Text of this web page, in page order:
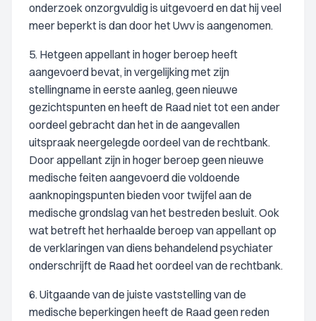
onderzoek onzorgvuldig is uitgevoerd en dat hij veel
meer beperkt is dan door het Uwv is aangenomen.
5. Hetgeen appellant in hoger beroep heeft
aangevoerd bevat, in vergelijking met zijn
stellingname in eerste aanleg, geen nieuwe
gezichtspunten en heeft de Raad niet tot een ander
oordeel gebracht dan het in de aangevallen
uitspraak neergelegde oordeel van de rechtbank.
Door appellant zijn in hoger beroep geen nieuwe
medische feiten aangevoerd die voldoende
aanknopingspunten bieden voor twijfel aan de
medische grondslag van het bestreden besluit. Ook
wat betreft het herhaalde beroep van appellant op
de verklaringen van diens behandelend psychiater
onderschrijft de Raad het oordeel van de rechtbank.
6. Uitgaande van de juiste vaststelling van de
medische beperkingen heeft de Raad geen reden